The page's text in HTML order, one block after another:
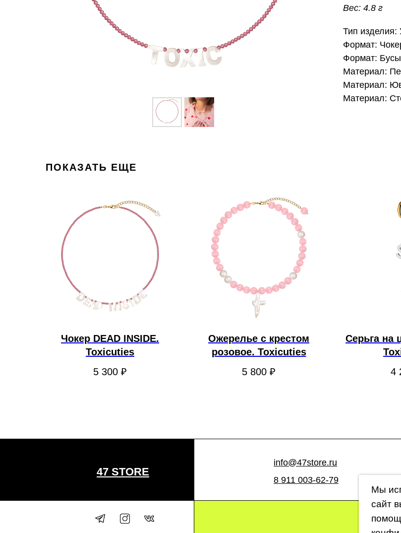
Мы
сайт
Вес: 4.8 г
Тип
Формат:
Формат: Бусы
Материал:
Материал:
Материал:
ПОКАЗАТЬ ЕЩЕ
Чокер DEAD INSIDE.
Toxicuties
5 300 ₽
Ожерелье с крестом
розовое. Toxicuties
5 800 ₽
Серьга на
4
info@47store.ru
47 STORE
8 911 003-62-79